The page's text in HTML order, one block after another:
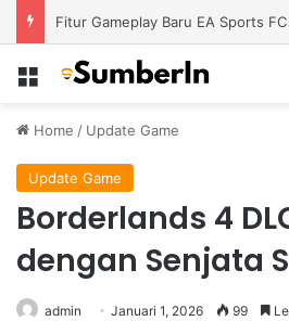
Menu
Home / Update Game
Update Game
Borderlands 4
dengan Senjata
admin Januari 1, 2026 99